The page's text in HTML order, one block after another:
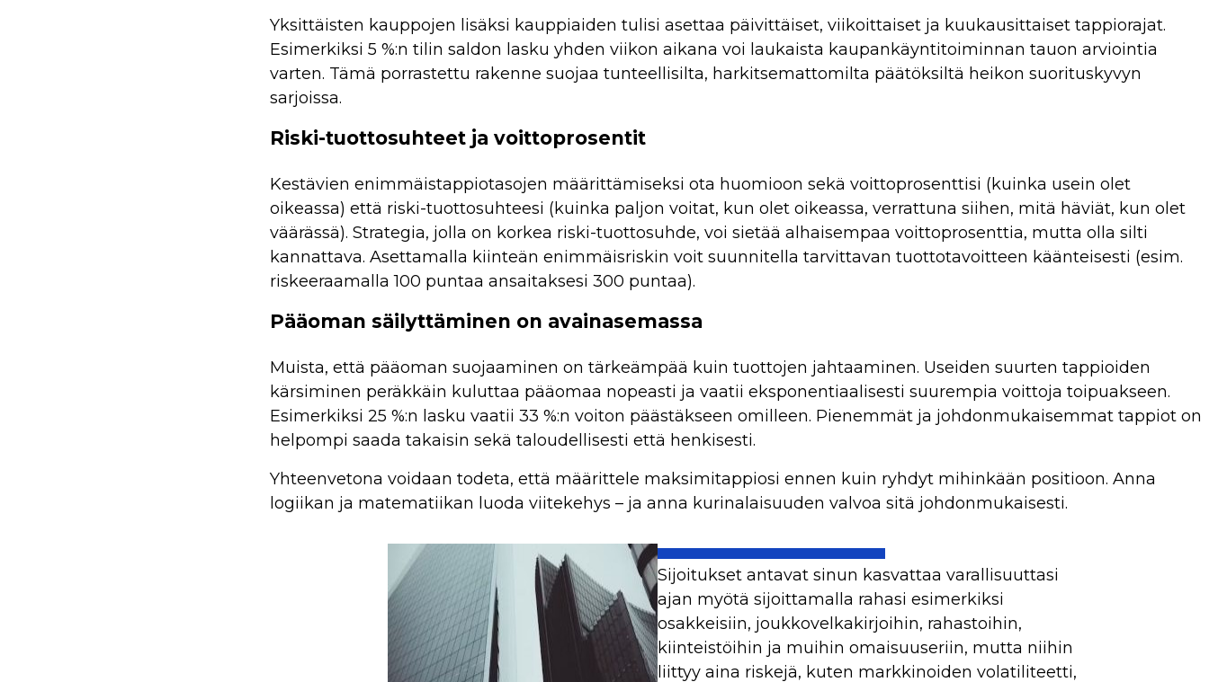
Yksittäisten kauppojen lisäksi kauppiaiden tulisi asettaa päivittäiset, viikoittaiset ja kuukausittaiset tappiorajat.
Esimerkiksi 5 %:n tilin saldon lasku yhden viikon aikana voi laukaista kaupankäyntitoiminnan tauon arviointia
varten. Tämä porrastettu rakenne suojaa tunteellisilta, harkitsemattomilta päätöksiltä heikon suorituskyvyn
sarjoissa.
Riski-tuottosuhteet ja voittoprosentit
Kestävien enimmäistappiotasojen määrittämiseksi ota huomioon sekä voittoprosenttisi (kuinka usein olet
oikeassa) että riski-tuottosuhteesi (kuinka paljon voitat, kun olet oikeassa, verrattuna siihen, mitä häviät, kun olet
väärässä). Strategia, jolla on korkea riski-tuottosuhde, voi sietää alhaisempaa voittoprosenttia, mutta olla silti
kannattava. Asettamalla kiinteän enimmäisriskin voit suunnitella tarvittavan tuottotavoitteen käänteisesti (esim.
riskeeraamalla 100 puntaa ansaitaksesi 300 puntaa).
Pääoman säilyttäminen on avainasemassa
Muista, että pääoman suojaaminen on tärkeämpää kuin tuottojen jahtaaminen. Useiden suurten tappioiden
kärsiminen peräkkäin kuluttaa pääomaa nopeasti ja vaatii eksponentiaalisesti suurempia voittoja toipuakseen.
Esimerkiksi 25 %:n lasku vaatii 33 %:n voiton päästäkseen omilleen. Pienemmät ja johdonmukaisemmat tappiot on
helpompi saada takaisin sekä taloudellisesti että henkisesti.
Yhteenvetona voidaan todeta, että määrittele maksimitappiosi ennen kuin ryhdyt mihinkään positioon. Anna
logiikan ja matematiikan luoda viitekehys – ja anna kurinalaisuuden valvoa sitä johdonmukaisesti.
Sijoitukset antavat sinun kasvattaa varallisuuttasi
ajan myötä sijoittamalla rahasi esimerkiksi
osakkeisiin, joukkovelkakirjoihin, rahastoihin,
kiinteistöihin ja muihin omaisuuseriin, mutta niihin
liittyy aina riskejä, kuten markkinoiden volatiliteetti,